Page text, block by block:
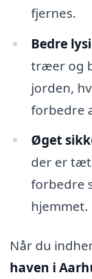
fjernes.
Bedre
træer og
jorden,
forbedre
Øget
der er tæt
forbedre
hjemmet.
Når du
haven i